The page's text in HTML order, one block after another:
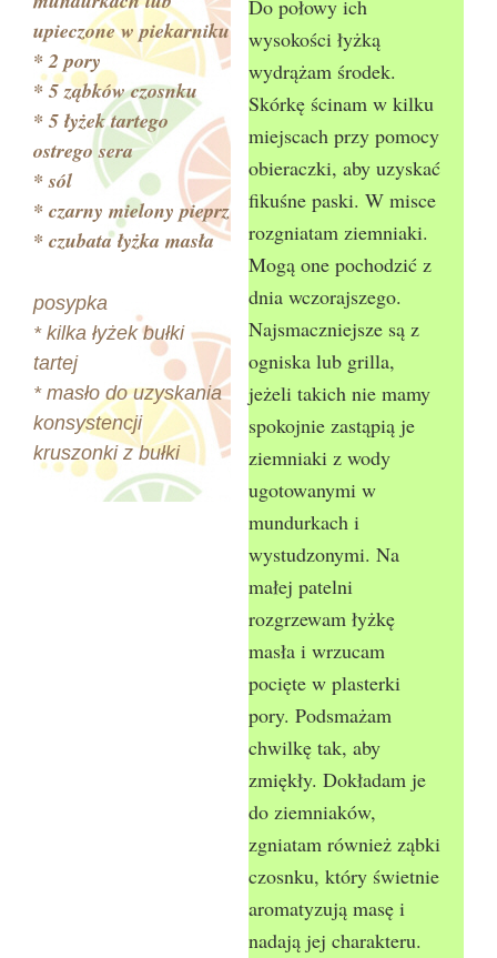
upieczone w piekarniku
* 2 pory
* 5 ząbków czosnku
* 5 łyżek tartego
ostrego sera
* sól
* czarny mielony pieprz
* czubata łyżka masła
posypka
* kilka łyżek bułki
tartej
* masło do uzyskania
konsystencji
kruszonki z bułki
Do połowy ich
wysokości łyżką
wydrążam środek.
Skórkę ścinam w kilku
miejscach przy pomocy
obieraczki, aby uzyskać
fikuśne paski. W misce
rozgniatam ziemniaki.
Mogą one pochodzić z
dnia wczorajszego.
Najsmaczniejsze są z
ogniska lub grilla,
jeżeli takich nie mamy
spokojnie zastąpią je
ziemniaki z wody
ugotowanymi w
mundurkach i
wystudzonymi. Na
małej patelni
rozgrzewam łyżkę
masła i wrzucam
pocięte w plasterki
pory. Podsmażam
chwilkę tak, aby
zmiękły. Dokładam je
do ziemniaków,
zgniatam również ząbki
czosnku, który świetnie
aromatyzują masę i
nadają jej charakteru.